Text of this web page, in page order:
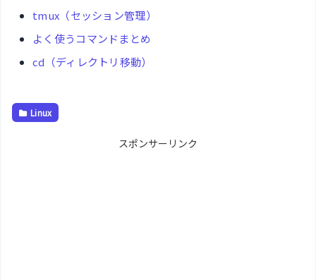
tmux（セッション管理）
よく使うコマンドまとめ
cd（ディレクトリ移動）
Linux
スポンサーリンク